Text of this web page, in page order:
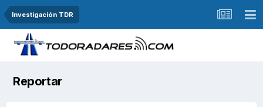
Investigación TDR
Reportar